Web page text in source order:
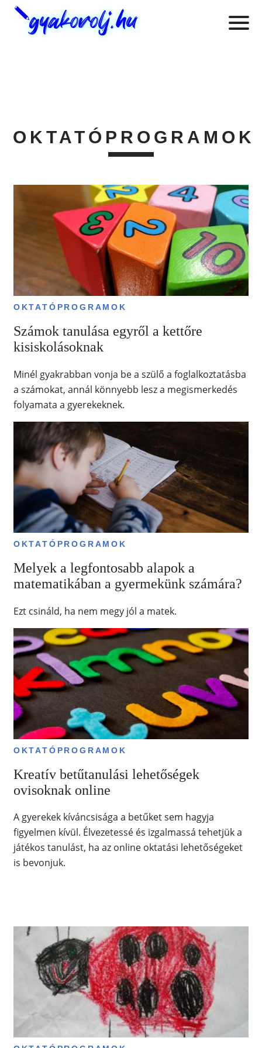
OKTATÓPROGRAMOK
OKTATÓPROGRAMOK
Számok tanulása egyről a kettőre
kisiskolásoknak
Minél gyakrabban vonja be a szülő a foglalkoztatásba
a számokat, annál könnyebb lesz a megismerkedés
folyamata a gyerekeknek.
OKTATÓPROGRAMOK
Melyek a legfontosabb alapok a
matematikában a gyermekünk számára?
Ezt csináld, ha nem megy jól a matek.
OKTATÓPROGRAMOK
Kreatív betűtanulási lehetőségek
ovisoknak online
A gyerekek kíváncsisága a betűket sem hagyja
figyelmen kívül. Élvezetessé és izgalmassá tehetjük a
játékos tanulást, ha az online oktatási lehetőségeket
is bevonjuk.